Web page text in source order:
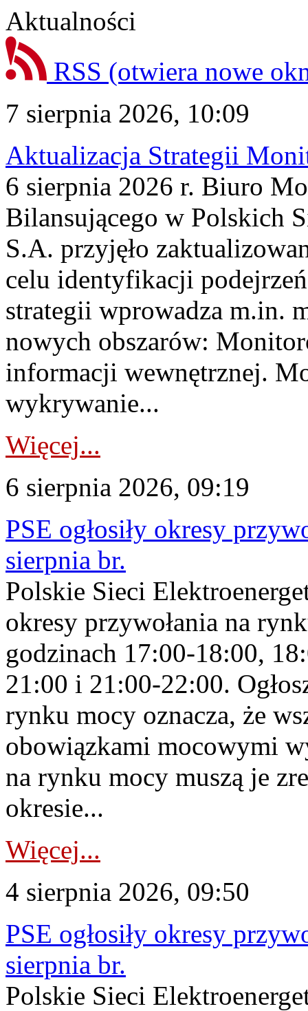
Aktualności
RSS (otwiera nowe
7 sierpnia 2026, 10:09
Aktualizacja Strategii
6 sierpnia 2026 r. Biuro
Bilansującego w Polskich
S.A. przyjęło
celu identyfikacji
strategii wprowadza m.in.
nowych obszarów:
informacji wewnętrznej.
wykrywanie...
Więcej...
6 sierpnia 2026, 09:19
PSE ogłosiły okresy
sierpnia br.
Polskie Sieci
okresy przywołania na
godzinach 17:00-18:00,
21:00 i 21:00-22:00.
rynku mocy oznacza, że
obowiązkami mocowymi
na rynku mocy muszą je
okresie...
Więcej...
4 sierpnia 2026, 09:50
PSE ogłosiły okresy
sierpnia br.
Polskie Sieci